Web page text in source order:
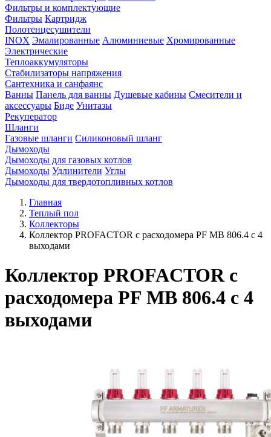
Фильтры и комплектующие
Фильтры Картридж
Полотенцесушители
INOX Эмалированные Алюминиевые Хромированные
Электрические
Теплоаккумуляторы
Стабилизаторы напряжения
Сантехника и санфаянс
Ванны Панель для ванны Душевые кабины Смесители и
аксессуары Биде Унитазы
Рекуператор
Шланги
Газовые шланги Силиконовый шланг
Дымоходы
Дымоходы для газовых котлов
Дымоходы Удлинители Углы
Дымоходы для твердотопливных котлов
Главная
Теплый пол
Коллекторы
Коллектор PROFACTOR с расходомера PF MB 806.4 с 4
выходами
Коллектор PROFACTOR с
расходомера PF MB 806.4 с 4
выходами